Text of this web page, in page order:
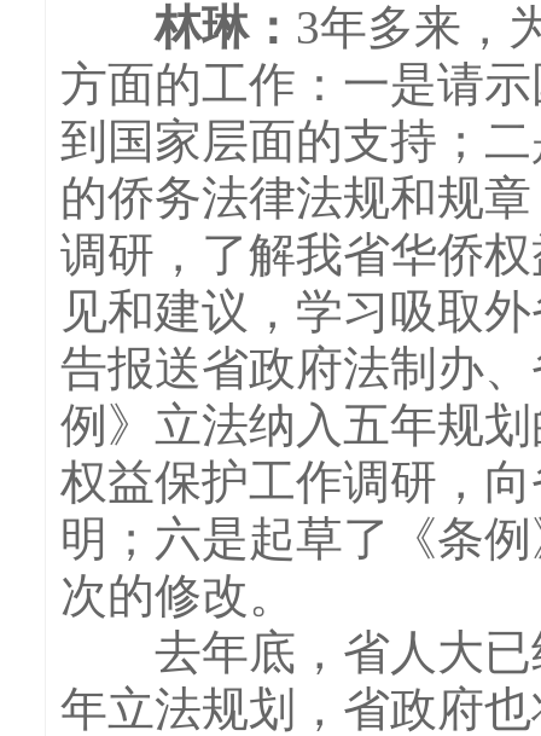
林琳： 3年多来，
方面的工作：一是请
到国家层面的支持；
的侨务法律法规和规
调研，了解我省华侨
见和建议，学习吸取
告报送省政府法制办
例》立法纳入五年规
权益保护工作调研，
明；六是起草了《条
次的修改。
去年底，省人大已
年立法规划，省政府